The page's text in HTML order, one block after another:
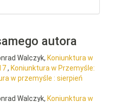
autora
Walczyk, Koniunktura w
, Koniunktura w Przemyśle:
w przemyśle : sierpień
Walczyk, Koniunktura w